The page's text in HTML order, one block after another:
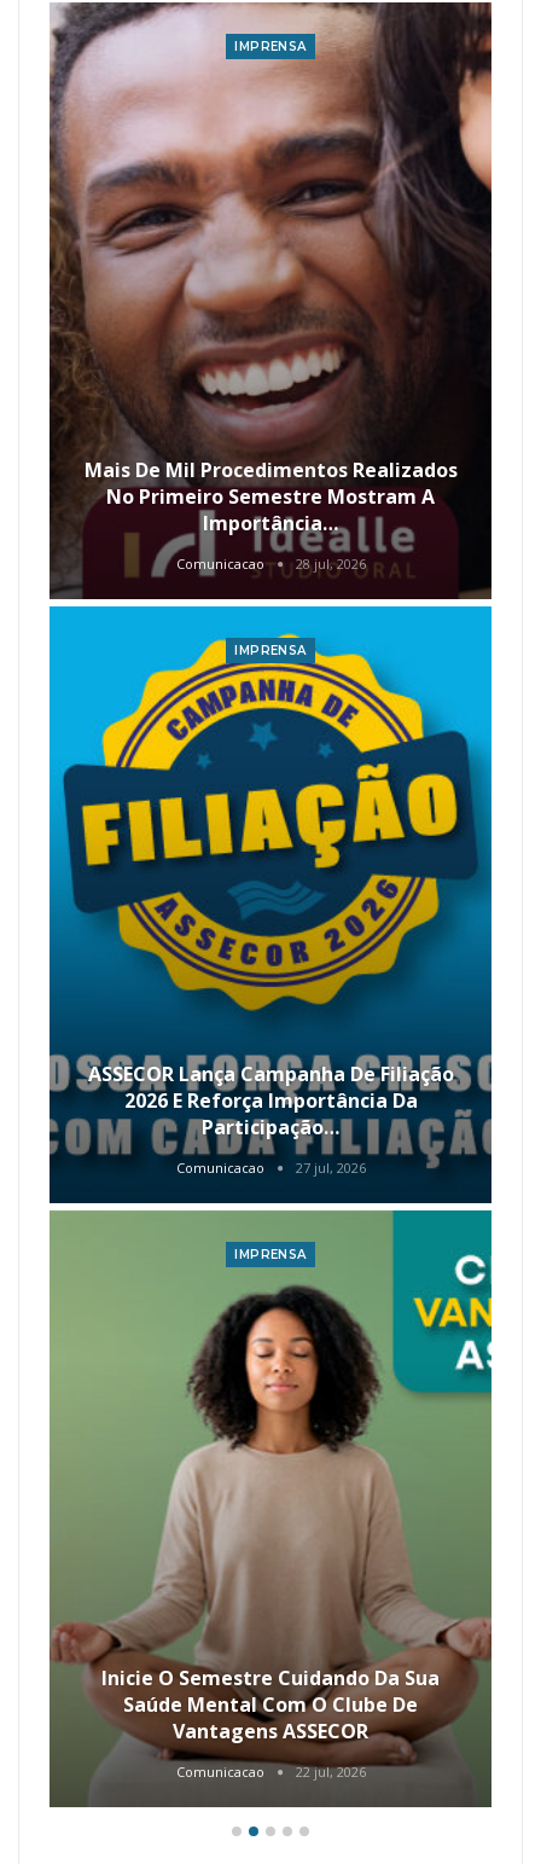
IMPRENSA
Mais De Mil Procedimentos Realizados
No Primeiro Semestre Mostram A
Importância…
Comunicacao 28 jul, 2026
IMPRENSA
ASSECOR Lança Campanha De Filiação
2026 E Reforça Importância Da
Participação…
Comunicacao 27 jul, 2026
IMPRENSA
Inicie O Semestre Cuidando Da Sua
Saúde Mental Com O Clube De
Vantagens ASSECOR
Comunicacao 22 jul, 2026